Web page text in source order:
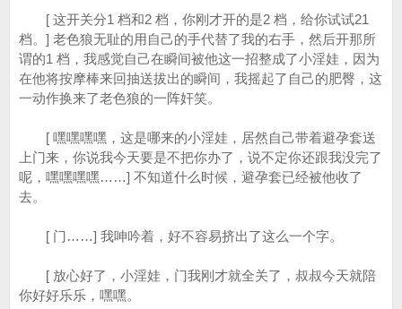
[ 这开关分1 档和2 档，你刚才开的是2 档，给你试试21
档。] 老色狼无耻的用自己的手代替了我的右手，然后开那所
谓的1 档，我感觉自己在瞬间被他这一招整成了小淫娃，因为
在他将按摩棒来回抽送拔出的瞬间，我摇起了自己的肥臀，这
一动作换来了老色狼的一阵奸笑。
[ 嘿嘿嘿嘿，这是哪来的小淫娃，居然自己带着避孕套送
上门来，你说我今天要是不把你办了，说不定你还跟我没完了
呢，嘿嘿嘿嘿……] 不知道什么时候，避孕套已经被他收了
去。
[ 门……] 我呻吟着，好不容易挤出了这么一个字。
[ 放心好了，小淫娃，门我刚才就全关了，叔叔今天就陪
你好好乐乐，嘿嘿。